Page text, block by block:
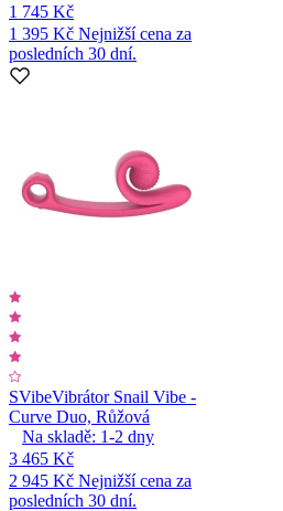
1 745 Kč
1 395 Kč Nejnižší cena za
posledních 30 dní.
SVibeVibrátor Snail Vibe -
Curve Duo, Růžová
Na skladě: 1-2 dny
3 465 Kč
2 945 Kč Nejnižší cena za
posledních 30 dní.